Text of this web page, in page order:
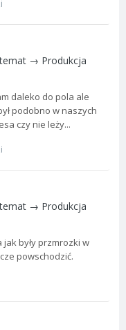
→ Produkcja
daleko do pola ale
podobno w naszych
czy nie leży...
→ Produkcja
jak były przmrozki w
powschodzić.